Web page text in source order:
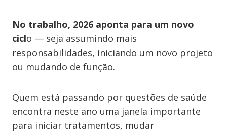
No trabalho, 2026 aponta para um novo
ciclo — seja assumindo mais
responsabilidades, iniciando um novo projeto
ou mudando de função.
Quem está passando por questões de saúde
encontra neste ano uma janela importante
para iniciar tratamentos, mudar